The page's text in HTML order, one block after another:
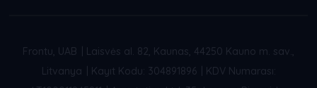
Frontu, UAB
Laisvės al. 82, Kaunas, 44250 Kauno m. sav.,
Litvanya
Kayıt Kodu: 304891896
KDV Numarası: